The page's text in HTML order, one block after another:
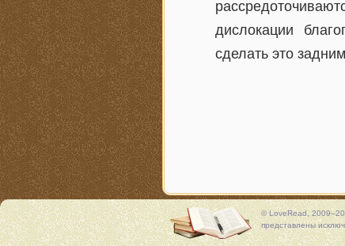
дислокации
сделать это
© LoveRead,
представлены